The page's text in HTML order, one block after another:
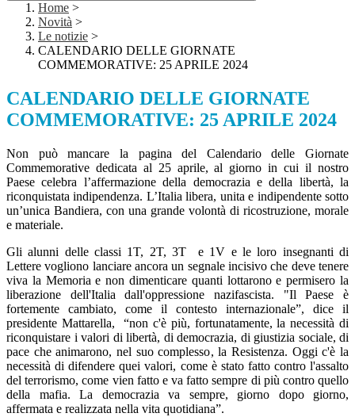
Home >
Novità >
Le notizie >
CALENDARIO DELLE GIORNATE
COMMEMORATIVE: 25 APRILE 2024
CALENDARIO DELLE GIORNATE
COMMEMORATIVE: 25 APRILE 2024
Non può mancare la pagina del Calendario delle Giornate
Commemorative dedicata al 25 aprile, al giorno in cui il nostro
Paese celebra l’affermazione della democrazia e della libertà, la
riconquistata indipendenza. L’Italia libera, unita e indipendente sotto
un’unica Bandiera, con una grande volontà di ricostruzione, morale
e materiale.
Gli alunni delle classi 1T, 2T, 3T e 1V e le loro insegnanti di
Lettere vogliono lanciare ancora un segnale incisivo che deve tenere
viva la Memoria e non dimenticare quanti lottarono e permisero la
liberazione dell'Italia dall'oppressione nazifascista. "Il Paese è
fortemente cambiato, come il contesto internazionale”, dice il
presidente Mattarella, “non c'è più, fortunatamente, la necessità di
riconquistare i valori di libertà, di democrazia, di giustizia sociale, di
pace che animarono, nel suo complesso, la Resistenza. Oggi c'è la
necessità di difendere quei valori, come è stato fatto contro l'assalto
del terrorismo, come vien fatto e va fatto sempre di più contro quello
della mafia. La democrazia va sempre, giorno dopo giorno,
affermata e realizzata nella vita quotidiana”.